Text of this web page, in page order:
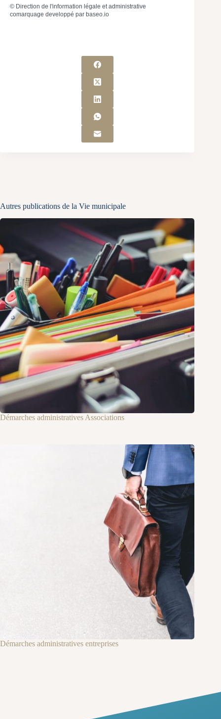
© Direction de l'information légale et administrative
comarquage developpé par baseo.io
Autres publications de la Vie municipale
Démarches administratives Associations
Démarches administratives entreprises